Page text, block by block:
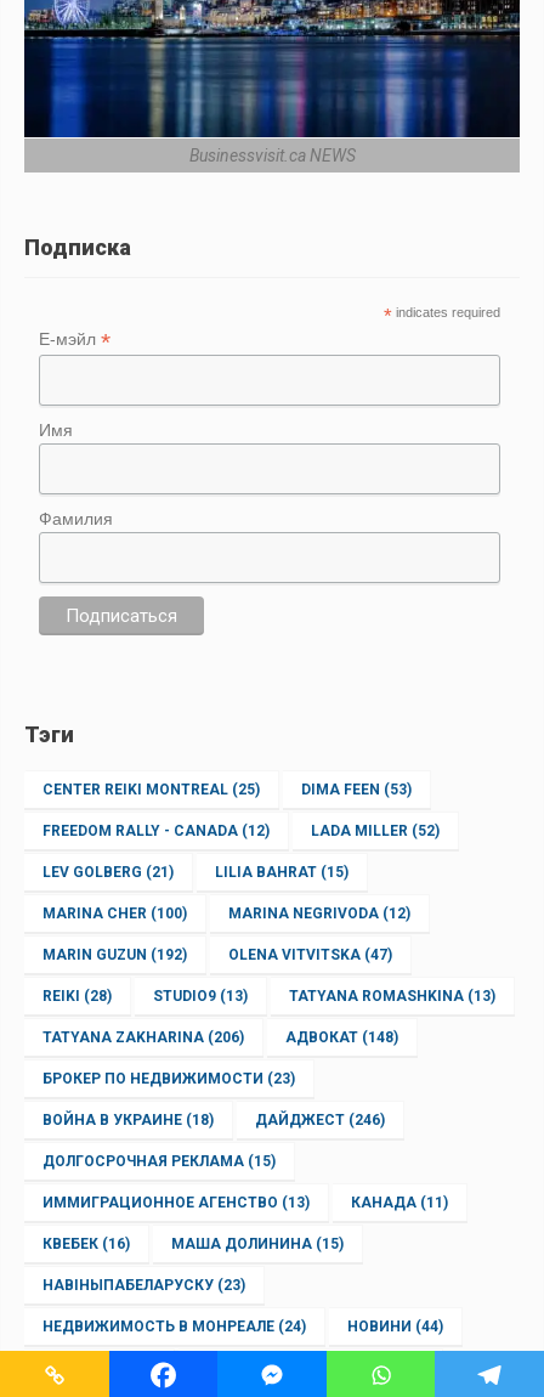
Businessvisit.ca NEWS
Подписка
* indicates required
Е-мэйл*
Имя
Фамилия
Тэги
CENTER REIKI MONTREAL (25) DIMA FEEN (53)
FREEDOM RALLY - CANADA (12) LADA MILLER (52)
LEV GOLBERG (21) LILIA BAHRAT (15)
MARINA CHER (100) MARINA NEGRIVODA (12)
MARIN GUZUN (192) OLENA VITVITSKA (47)
REIKI (28) STUDIO9 (13) TATYANA ROMASHKINA (13)
TATYANA ZAKHARINA (206) АДВОКАТ (148)
БРОКЕР ПО НЕДВИЖИМОСТИ (23)
ВОЙНА В УКРАИНЕ (18) ДАЙДЖЕСТ (246)
ДОЛГОСРОЧНАЯ РЕКЛАМА (15)
ИММИГРАЦИОННОЕ АГЕНСТВО (13) КАНАДА (11)
КВЕБЕК (16) МАША ДОЛИНИНА (15)
НАВІНЫПАБЕЛАРУСКУ (23)
НЕДВИЖИМОСТЬ В МОНРЕАЛЕ (24) НОВИНИ (44)
НОВИНИ (1842) НОВИНИ УКРАЇНСЬКОЮ(2042)